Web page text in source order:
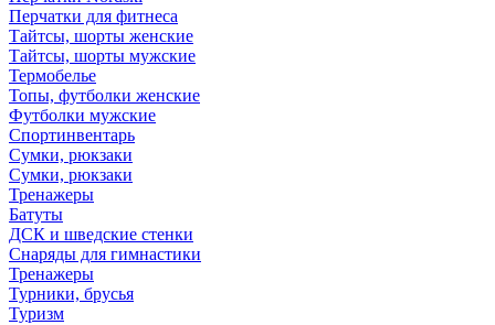
Перчатки для фитнеса
Тайтсы, шорты женские
Тайтсы, шорты мужские
Термобелье
Топы, футболки женские
Футболки мужские
Спортинвентарь
Сумки, рюкзаки
Сумки, рюкзаки
Тренажеры
Батуты
ДСК и шведские стенки
Снаряды для гимнастики
Тренажеры
Турники, брусья
Туризм